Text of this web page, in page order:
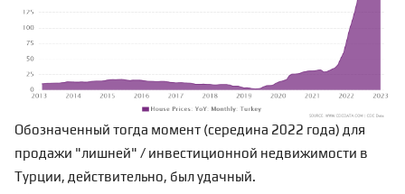
Обозначенный тогда момент (середина 2022 года) для
продажи "лишней" / инвестиционной недвижимости в
Турции, действительно, был удачный.